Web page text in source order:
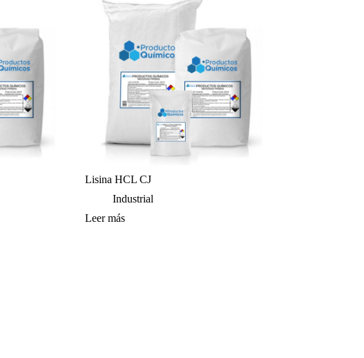
Lisina HCL CJ
Industrial
Leer más